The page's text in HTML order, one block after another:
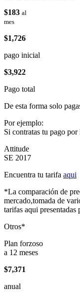
$183 al
mes
$1,726
pago inicial
$3,922
Pago total
De esta forma solo
Por ejemplo:
Si contratas tu pago
Attitude
SE 2017
Encuentra tu tarifa aqui
*La comparación de
mercado,tomada de
tarifas aqui presentadas
Otros*
Plan forzoso
a 12 meses
$7,371
anual